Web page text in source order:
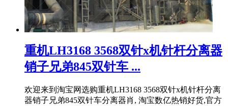
重机LH3168 3568双针x机针杆分离器
销子兄弟845双针车 ...
欢迎来到淘宝网选购重机LH3168 3568双针x机针杆分离
器销子兄弟845双针车分离器肖, 淘宝数亿热销好货,官方